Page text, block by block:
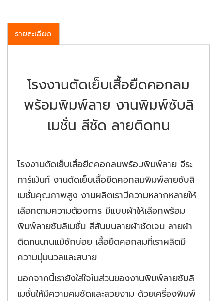
รายละเอียด
โรงงานตัดเย็บเสื้อยืดคอกลม
พร้อมพิมพ์ลาย งานพิมพ์ซับลิ
เมชั่น สีชัด ลายติดทน
โรงงานตัดเย็บเสื้อยืดคอกลมพร้อมพิมพ์ลาย จีระ
การ์เม้นท์ งานตัดเย็บเสื้อยืดคอกลมพิมพ์ลายซับลิ
เมชั่นคุณภาพสูง งานผลิตเรามีความหลากหลายให้
เลือกตามความต้องการ มีแบบผ้าให้เลือกพร้อม
พิมพ์ลายซับลิเมชั่น สีสันบนลายผ้าชัดเจน ลายผ้า
ติดทนนานแม้ซักบ่อย เสื้อยืดคอกลมที่เราผลิตมี
ความนุ่มนวลและสบาย
นอกจากนี้เรายังใส่ใจในส่วนของงานพิมพ์ลายซับลิ
เมชั่นให้มีความคมชัดและสวยงาม ด้วยเครื่องพิมพ์